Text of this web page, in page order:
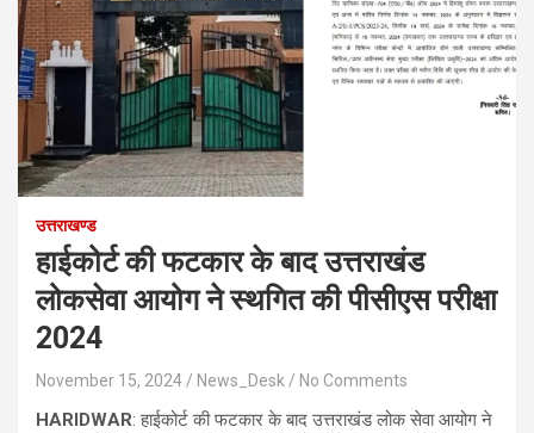
उत्तराखण्ड
हाईकोर्ट की फटकार के बाद उत्तराखंड
लोकसेवा आयोग ने स्थगित की पीसीएस परीक्षा
2024
November 15, 2024 News_Desk No Comments
HARIDWAR: हाईकोर्ट की फटकार के बाद उत्तराखंड लोक सेवा आयोग ने